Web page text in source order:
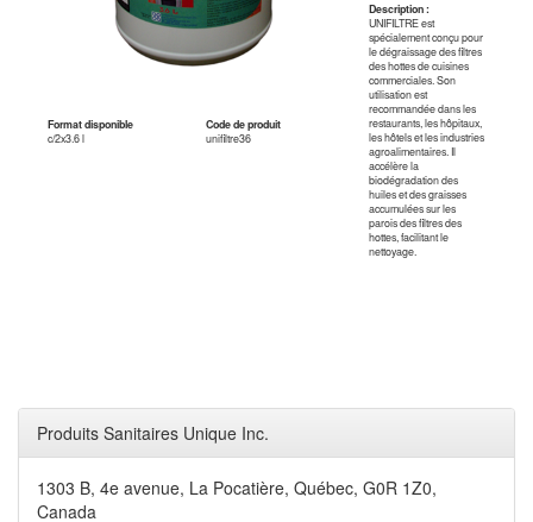
Format disponible
Code de produit
c/2x3.6 l
unifiltre36
Description :
UNIFILTRE est
spécialement conçu pour
le dégraissage des filtres
des hottes de cuisines
commerciales. Son
utilisation est
recommandée dans les
restaurants, les hôpitaux,
les hôtels et les industries
agroalimentaires. Il
accélère la
biodégradation des
huiles et des graisses
accumulées sur les
parois des filtres des
hottes, facilitant le
nettoyage.
Produits Sanitaires Unique Inc.
1303 B, 4e avenue, La Pocatière, Québec, G0R 1Z0,
Canada